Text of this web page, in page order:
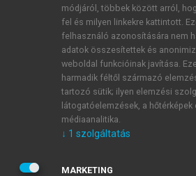
ÚJ FIÓK LÉTREHOZÁSA
1 óra díjmentes hozzáférés
E-MAIL-CÍM
JELSZÓ
módjáról, többek között arról,
fel és milyen linkekre kattintott.
felhasználó azonosítására nem
adatok összesítettek és
weboldal funkcióinak javítása.
harmadik féltől származó
tartozó sütik; ilyen elemzési
látogatóelemzések, a
médiaanalitika.
↓ 1 szolgáltatás
MARKETING